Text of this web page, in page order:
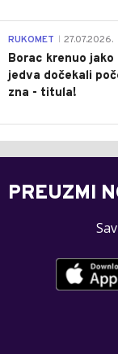
RUKOMET 27.07.2026.
Borac krenuo
jedva dočekali
zna - titula!
PREUZMI